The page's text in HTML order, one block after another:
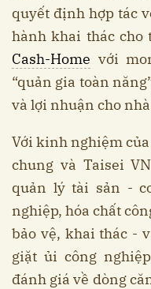
quyết định hợp tác
hành khai thác cho
Cash-Home với
“quản gia toàn
và lợi nhuận cho
Với kinh nghiệm
chung và Taisei
quản lý tài sản -
nghiệp, hóa chất
bảo vệ, khai thác -
giặt ủi công
đánh giá về dòng